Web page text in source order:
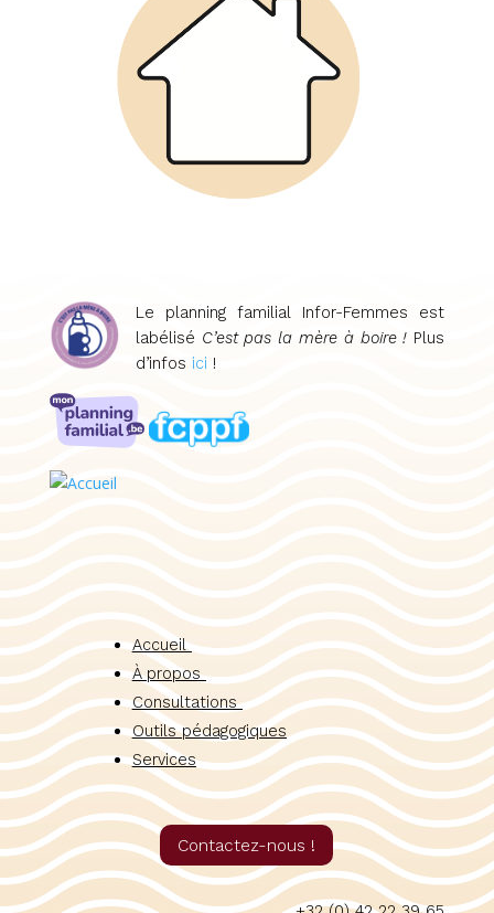
Le planning familial Infor-Femmes est
labélisé C’est pas la mère à boire ! Plus
d’infos ici !
Accueil
À propos
Consultations
Outils pédagogiques
Services
Contactez-nous !